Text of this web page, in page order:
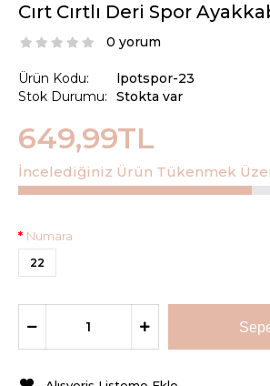
Cırt Cırtlı Deri Spor
0 yorum
Ürün Kodu:
Stok Durumu:
lpotspor-23
Stokta var
649,99TL
İncelediğiniz Ürün Tükenmek
Numara
22